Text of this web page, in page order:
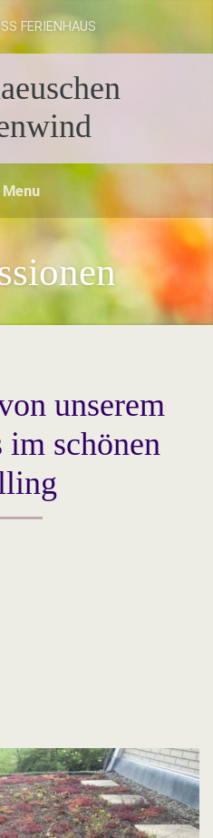
FERIENHAUS
Menu
unserem
im schönen